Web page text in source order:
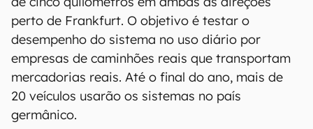
perto de Frankfurt. O objetivo é testar o
desempenho do sistema no uso diário por
empresas de caminhões reais que transportam
mercadorias reais. Até o final do ano, mais de
20 veículos usarão os sistemas no país
germânico.